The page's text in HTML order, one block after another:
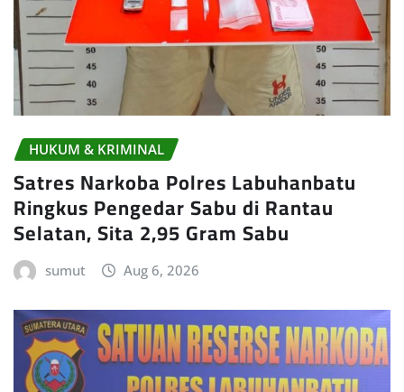
HUKUM & KRIMINAL
Satres Narkoba Polres Labuhanbatu
Ringkus Pengedar Sabu di Rantau
Selatan, Sita 2,95 Gram Sabu
sumut Aug 6, 2026